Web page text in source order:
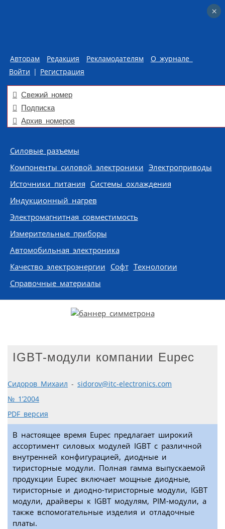
Авторам Редакция Рекламодателям
О журнале
Войти | Регистрация
Свежий номер
Подписка
Архив номеров
Skip to content
Силовые разъемы
Компоненты силовой электроники Электроприводы
Источники питания Системы охлаждения
Индукционный нагрев
Электромагнитная совместимость
Измерительные приборы
Автомобильная электроника
Качество электроэнергии Софт Технологии
Справочные материалы
IGBT-модули компании Eupec
Сидоров Михаил - sidorov@itc-electronics.com
№ 1’2004
PDF версия
В настоящее время Eupec предлагает широкий
ассортимент силовых модулей IGBT с различной
внутренней конфигурацией, диодные и
тиристорные модули. Полная гамма выпускаемой
продукции Eupec включает мощные диодные,
тиристорные и диодно-тиристорные модули, IGBT
модули, драйверы к IGBT модулям, PIM-модули, а
также вспомогательные изделия и отладочные
платы.
×
×